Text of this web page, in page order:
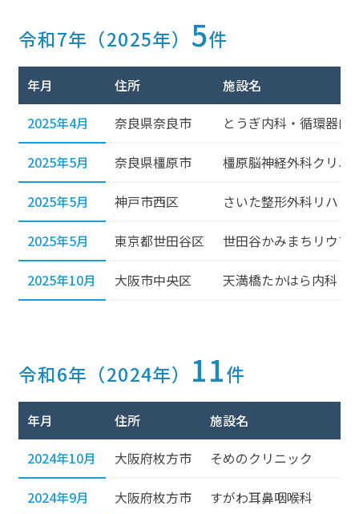
令和7年（2025年） 5件
年月 住所 施設名
2025年4月 奈良県奈良市 とうぎ内科・循環器内
2025年5月 奈良県橿原市 橿原脳神経外科クリニ
2025年5月 神戸市西区 さいた整形外科リハビ
2025年5月 東京都世田谷区 世田谷かみまちリウマ
2025年10月 大阪市中央区 天満橋たかはら内科・
令和6年（2024年） 11件
年月 住所 施設名
2024年10月 大阪府枚方市 そめのクリニック
2024年9月 大阪府枚方市 すがわ耳鼻咽喉科